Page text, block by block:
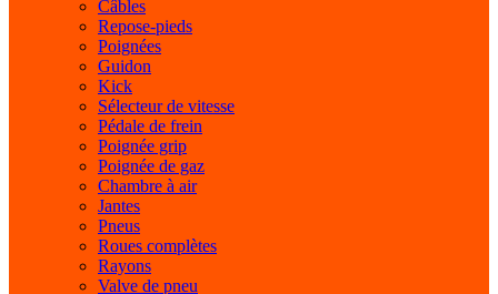
Câbles
Repose-pieds
Poignées
Guidon
Kick
Sélecteur de vitesse
Pédale de frein
Poignée grip
Poignée de gaz
Chambre à air
Jantes
Pneus
Roues complètes
Rayons
Valve de pneu